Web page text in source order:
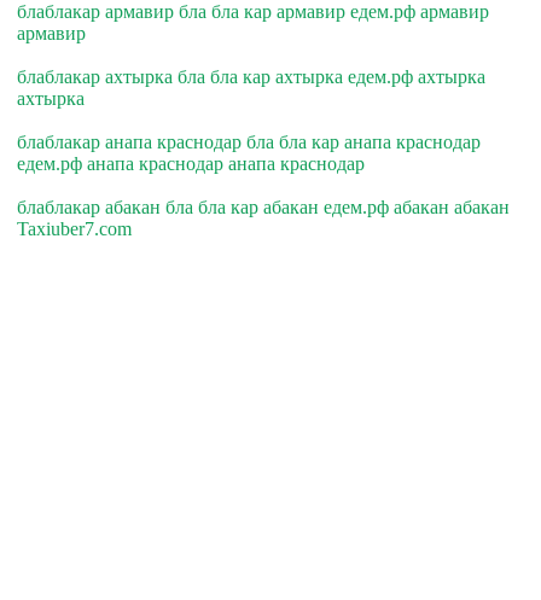
блаблакар армавир бла бла кар армавир едем.рф армавир
армавир
блаблакар ахтырка бла бла кар ахтырка едем.рф ахтырка
ахтырка
блаблакар анапа краснодар бла бла кар анапа краснодар
едем.рф анапа краснодар анапа краснодар
блаблакар абакан бла бла кар абакан едем.рф абакан абакан
Taxiuber7.com